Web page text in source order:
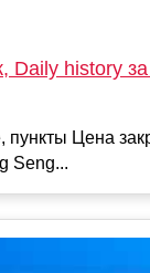
Daily history
пункты Цена
Seng...